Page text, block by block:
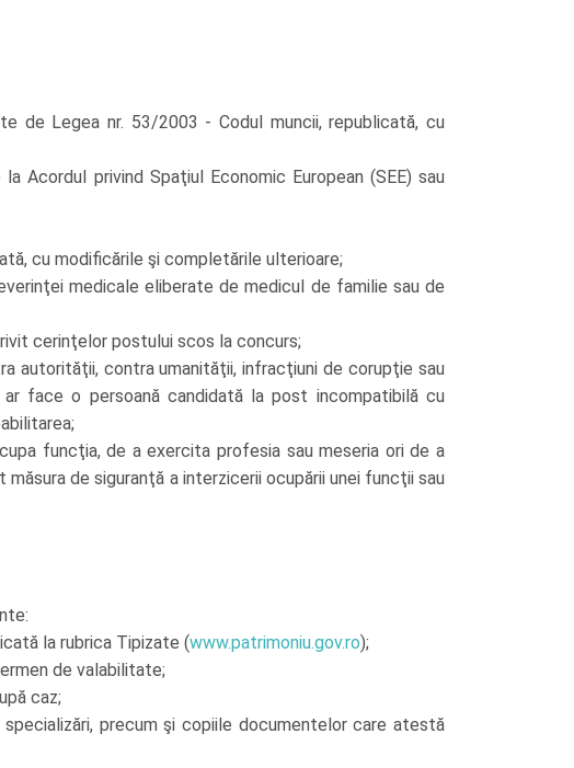
de Legea nr. 53/2003 - Codul muncii, republicată, cu
Acordul privind Spaţiul Economic European (SEE) sau
cu modificările şi completările ulterioare;
medicale eliberate de medicul de familie sau de
cerinţelor postului scos la concurs;
autorităţii, contra umanităţii, infracţiuni de corupţie sau
face o persoană candidată la post incompatibilă cu
funcţia, de a exercita profesia sau meseria ori de a
de siguranţă a interzicerii ocupării unei funcţii sau
la rubrica Tipizate (www.patrimoniu.gov.ro);
de valabilitate;
caz;
precum şi copiile documentelor care atestă